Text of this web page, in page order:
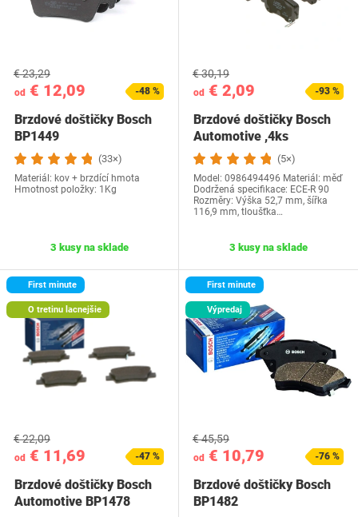
od € 12,09
€ 23,29
-48 %
Brzdové doštičky Bosch
BP1449
(33×)
Materiál: kov + brzdící hmota
Hmotnost položky: 1Kg
3 kusy na sklade
od € 2,09
€ 30,19
-93 %
Brzdové doštičky Bosch
Automotive ,4ks
(5×)
Model: 0986494496 Materiál: měď
Dodržená specifikace: ECE-R 90
Rozměry: Výška 52,7 mm, šířka
116,9 mm, tloušťka…
3 kusy na sklade
First minute
O tretinu lacnejšie
od € 11,69
€ 22,09
-47 %
Brzdové doštičky Bosch
Automotive BP1478
First minute
Výpredaj
od € 10,79
€ 45,59
-76 %
Brzdové doštičky Bosch
BP1482